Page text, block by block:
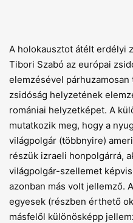
A holokausztot átélt erdélyi
Tibori Szabó az európai
elemzésével párhuzamosan
zsidóság helyzetének
romániai helyzetképet. A
mutatkozik meg, hogy a
világpolgár (többnyire)
részük izraeli honpolgárrá,
világpolgár-szellemet
azonban más volt jellemző.
egyesek (részben érthető
másfelől különösképp